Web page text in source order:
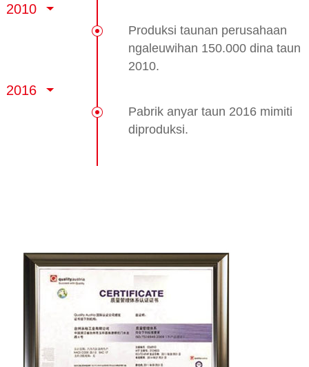
2010
Produksi taunan perusahaan
ngaleuwihan 150.000 dina taun
2010.
2016
Pabrik anyar taun 2016 mimiti
diproduksi.